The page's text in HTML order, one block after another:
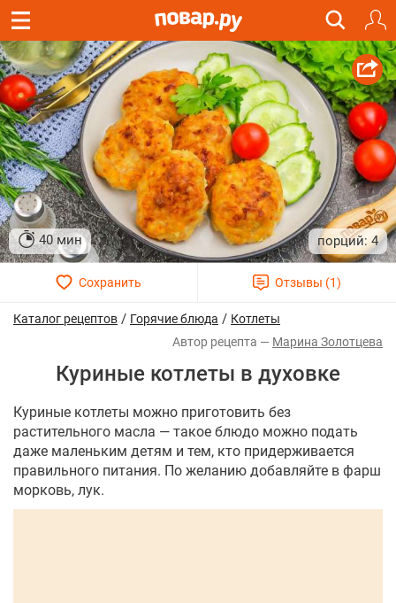
40 мин 4
Каталог рецептов / Горячие блюда / Котлеты
Марина Золотцева
Куриные котлеты в духовке
Куриные котлеты можно приготовить без
растительного масла — такое блюдо можно подать
даже маленьким детям и тем, кто придерживается
правильного питания. По желанию добавляйте в фарш
морковь, лук.